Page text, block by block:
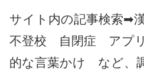
サイト内の記事検索
不登校 自閉症 アプ
的な言葉かけ など、